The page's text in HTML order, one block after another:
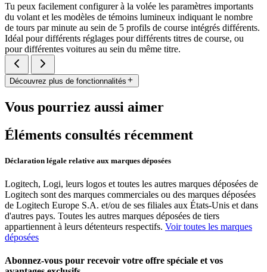
Tu peux facilement configurer à la volée les paramètres importants
du volant et les modèles de témoins lumineux indiquant le nombre
de tours par minute au sein de 5 profils de course intégrés différents.
Idéal pour différents réglages pour différents titres de course, ou
pour différentes voitures au sein du même titre.
Découvrez plus de fonctionnalités
Vous pourriez aussi aimer
Éléments consultés récemment
Déclaration légale relative aux marques déposées
Logitech, Logi, leurs logos et toutes les autres marques déposées de
Logitech sont des marques commerciales ou des marques déposées
de Logitech Europe S.A. et/ou de ses filiales aux États-Unis et dans
d'autres pays. Toutes les autres marques déposées de tiers
appartiennent à leurs détenteurs respectifs. Voir toutes les marques
déposées
Abonnez-vous pour recevoir votre offre spéciale et vos